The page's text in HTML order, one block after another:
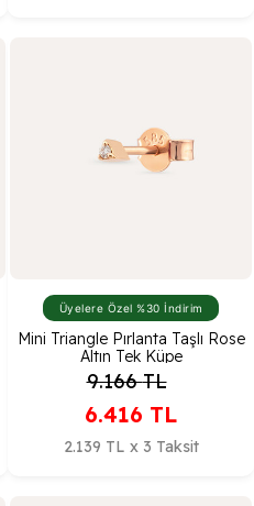
Üyelere Özel %30 İndirim
Mini Triangle Pırlanta Taşlı Rose
Altın Tek Küpe
9.166TL
6.416 TL
2.139 TL x 3 Taksit